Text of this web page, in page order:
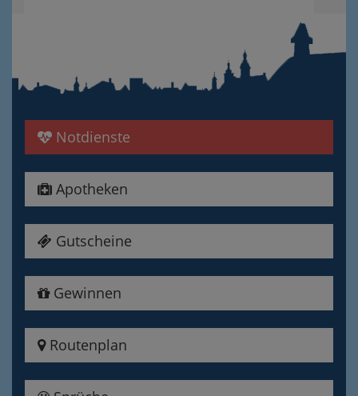
Notdienste
Apotheken
Gutscheine
Gewinnen
Routenplan